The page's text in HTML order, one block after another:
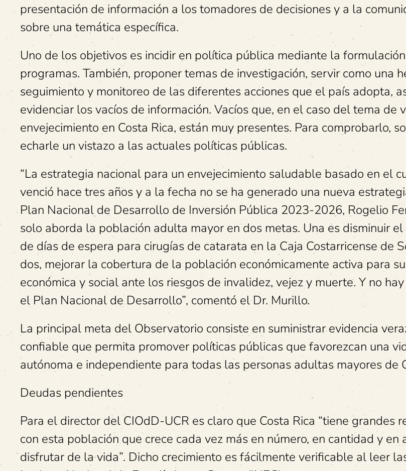
presentación de información a los tomadores de decisiones y a la
sobre una temática específica.
Uno de los objetivos es incidir en política pública mediante la
programas. También, proponer temas de investigación, servir como una
seguimiento y monitoreo de las diferentes acciones que el país adopta,
evidenciar los vacíos de información. Vacíos que, en el caso del tema de
envejecimiento en Costa Rica, están muy presentes. Para comprobarlo,
echarle un vistazo a las actuales políticas públicas.
“La estrategia nacional para un envejecimiento saludable basado en el
venció hace tres años y a la fecha no se ha generado una nueva
Plan Nacional de Desarrollo de Inversión Pública 2023-2026, Rogelio
solo aborda la población adulta mayor en dos metas. Una es disminuir
de días de espera para cirugías de catarata en la Caja Costarricense de
dos, mejorar la cobertura de la población económicamente activa para
económica y social ante los riesgos de invalidez, vejez y muerte. Y no
el Plan Nacional de Desarrollo”, comentó el Dr. Murillo.
La principal meta del Observatorio consiste en suministrar evidencia
confiable que permita promover políticas públicas que favorezcan una
autónoma e independiente para todas las personas adultas mayores de
Deudas pendientes
Para el director del CIOdD-UCR es claro que Costa Rica “tiene grandes
con esta población que crece cada vez más en número, en cantidad y en
disfrutar de la vida”. Dicho crecimiento es fácilmente verificable al leer